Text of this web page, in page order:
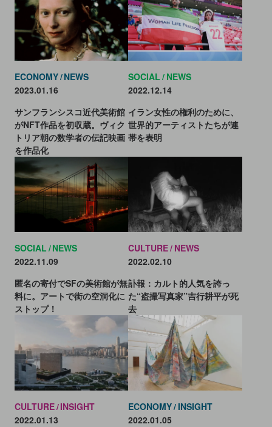
ECONOMY NEWS
2023.01.16
サンフランシスコ近代美術館
がNFT作品を初収蔵。ヴィク
トリア朝の数学者の伝記映画
を作品化
SOCIAL NEWS
2022.12.14
イラン女性の権利のために、
世界的アーティストたちが連
帯を表明
SOCIAL NEWS
2022.11.09
匿名の寄付でSFの美術館が無
料に。アートで街の空洞化に
ストップ！
CULTURE NEWS
2022.02.10
訃報：カルト的人気を誇っ
た“盗撮写真家”吉行耕平が死
去
CULTURE INSIGHT
2022.01.13
ECONOMY INSIGHT
2022.01.05